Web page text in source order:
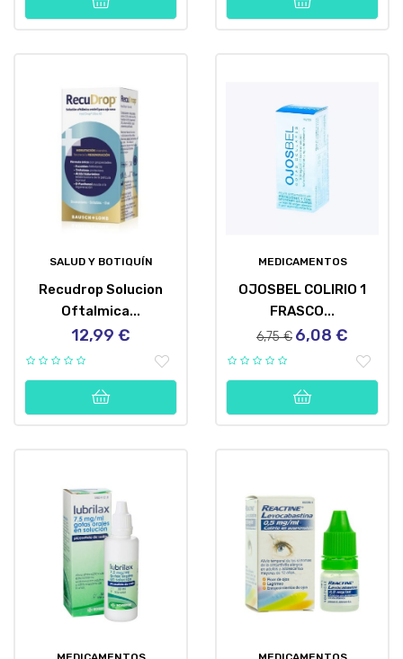
SALUD Y BOTIQUÍN
Recudrop Solucion
Oftalmica...
Precio
12,99 €
MEDICAMENTOS
OJOSBEL COLIRIO 1
FRASCO...
Precio
6,75 € Precio
6,08 €